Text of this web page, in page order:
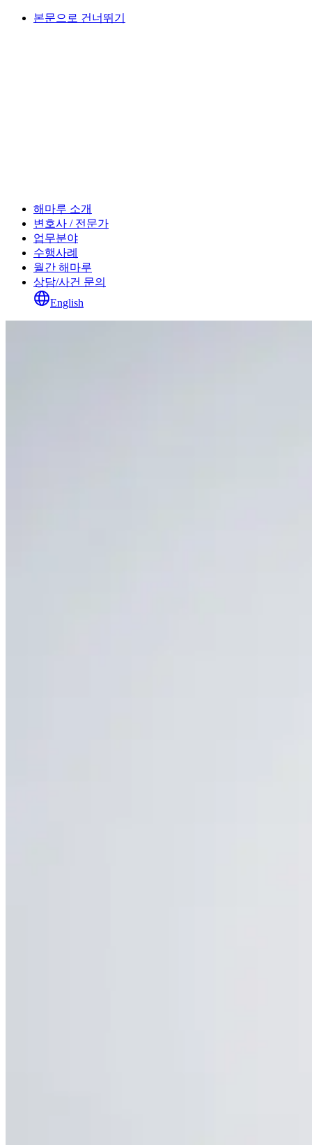
본문으로 건너뛰기
해마루 소개
변호사 / 전문가
업무분야
수행사례
월간 해마루
상담/사건 문의
English